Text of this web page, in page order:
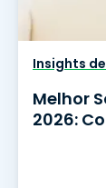
Insights
Melhor
2026: